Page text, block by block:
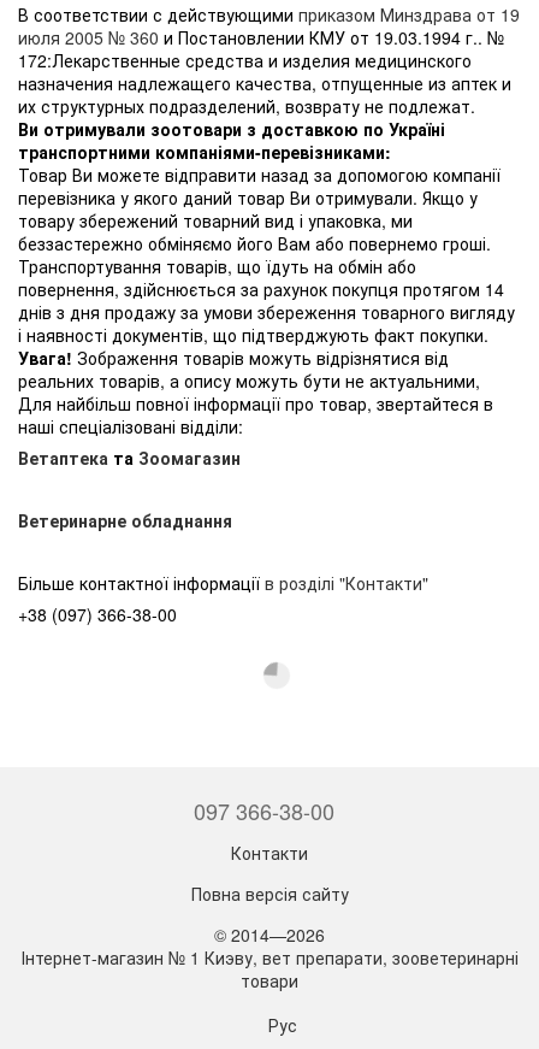
В соответствии с действующими приказом Минздрава от 19
июля 2005 № 360 и Постановлении КМУ от 19.03.1994 г.. №
172:Лекарственные средства и изделия медицинского
назначения надлежащего качества, отпущенные из аптек и
их структурных подразделений, возврату не подлежат.
Ви отримували зоотовари з доставкою по Україні
транспортними компаніями-перевізниками:
Товар Ви можете відправити назад за допомогою компанії
перевізника у якого даний товар Ви отримували. Якщо у
товару збережений товарний вид і упаковка, ми
беззастережно обміняємо його Вам або повернемо гроші.
Транспортування товарів, що їдуть на обмін або
повернення, здійснюється за рахунок покупця протягом 14
днів з дня продажу за умови збереження товарного вигляду
і наявності документів, що підтверджують факт покупки.
Увага! Зображення товарів можуть відрізнятися від
реальних товарів, а опису можуть бути не актуальними,
Для найбільш повної інформації про товар, звертайтеся в
наші спеціалізовані відділи:
Ветаптека та Зоомагазин
Ветеринарне обладнання
Більше контактної інформації в розділі "Контакти"
+38 (097) 366-38-00
097 366-38-00
Контакти
Повна версія сайту
© 2014—2026
Інтернет-магазин № 1 Киэву, вет препарати, зооветеринарні
товари
Рус